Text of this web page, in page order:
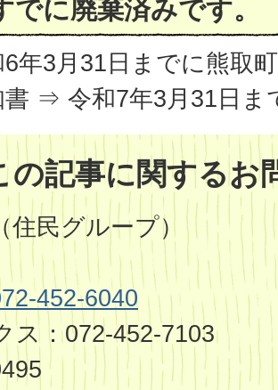
でに廃棄済みです。
6年3月31日までに熊取
書 ⇒ 令和7年3月31日ま
の記事に関するお
住民グループ）
452-6040
ス：072-452-7103